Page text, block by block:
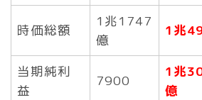
時価総額
1兆1747
億
1兆
当期純利
益
7900
1兆
億